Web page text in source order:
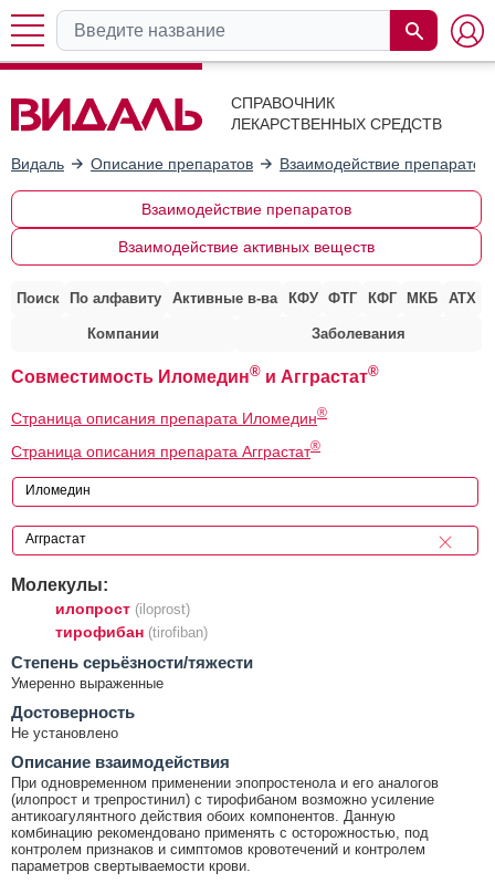
СПРАВОЧНИК
ЛЕКАРСТВЕННЫХ СРЕДСТВ
Видаль Описание препаратов Взаимодействие препаратов
Взаимодействие препаратов
Взаимодействие активных веществ
Поиск По алфавиту Активные в-ва КФУ ФТГ КФГ МКБ АТХ
Компании Заболевания
Совместимость Иломедин® и Агграстат®
Страница описания препарата Иломедин®
Страница описания препарата Агграстат®
Молекулы:
илопрост (iloprost)
тирофибан (tirofiban)
Cтепень серьёзности/тяжести
Умеренно выраженные
Достоверность
Не установлено
Описание взаимодействия
При одновременном применении эпопростенола и его аналогов
(илопрост и трепростинил) с тирофибаном возможно усиление
антикоагулянтного действия обоих компонентов. Данную
комбинацию рекомендовано применять с осторожностью, под
контролем признаков и симптомов кровотечений и контролем
параметров свертываемости крови.